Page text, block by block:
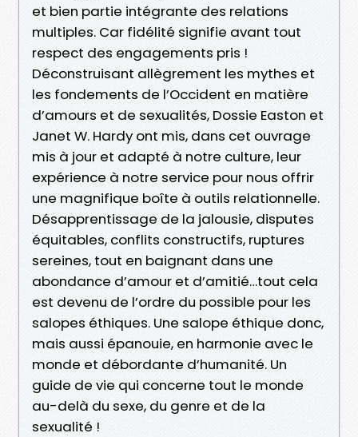
et bien partie intégrante des relations
multiples. Car fidélité signifie avant tout
respect des engagements pris !
Déconstruisant allègrement les mythes et
les fondements de l’Occident en matière
d’amours et de sexualités, Dossie Easton et
Janet W. Hardy ont mis, dans cet ouvrage
mis à jour et adapté à notre culture, leur
expérience à notre service pour nous offrir
une magnifique boîte à outils relationnelle.
Désapprentissage de la jalousie, disputes
équitables, conflits constructifs, ruptures
sereines, tout en baignant dans une
abondance d’amour et d’amitié…tout cela
est devenu de l’ordre du possible pour les
salopes éthiques. Une salope éthique donc,
mais aussi épanouie, en harmonie avec le
monde et débordante d’humanité. Un
guide de vie qui concerne tout le monde
au-delà du sexe, du genre et de la
sexualité !